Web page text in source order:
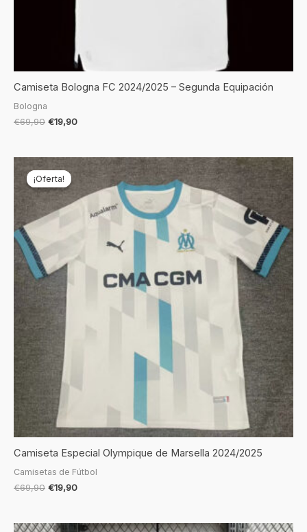
Camiseta Bologna FC 2024/2025 – Segunda Equipación
Bologna
€69,90 €19,90
¡Oferta!
¡Oferta!
Camiseta Especial Olympique de Marsella 2024/2025
Camisetas de Fútbol
€69,90
precio
original
era:
€69,90.
€19,90
precio
es:
€19,90.